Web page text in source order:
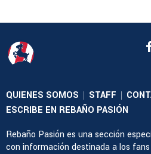
QUIENES SOMOS | STAFF |
ESCRIBE EN REBAÑO PASIÓN
Rebaño Pasión es una sección
con información destinada a los fans